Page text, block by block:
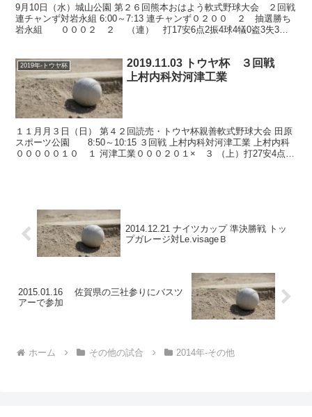
9月10日（水）城山公園 第２６回熊本おはよう軟式野球大会 ２回戦
連チャンず対岩永組 6:00～7:13 連チャンず０２００ ２ 抽選勝ち
岩永組 ０００２ ２ （連） 打17安6点2振4球4犠0盗3失3二0
2019年-トウヤ杯
2019.11.03 トウヤ杯 ３回戦
上村内科対河津工業
１１月月３日（日） 第４２回読売・トウヤ杯親善軟式野球大会 田原
スポーツ公園 8:50～10:15 ３回戦 上村内科対河津工業 上村内科
０００００１０ １ 河津工業０００２０１× ３ （上）打27安4点1
2014.12.21 ナイツカップ 準決勝戦 トッ
プガレージ対Le.visageＢ
2015.01.16 佐賀県の三社参りにバスツ
アーで参加
ホーム その他の試合 2014年-その他